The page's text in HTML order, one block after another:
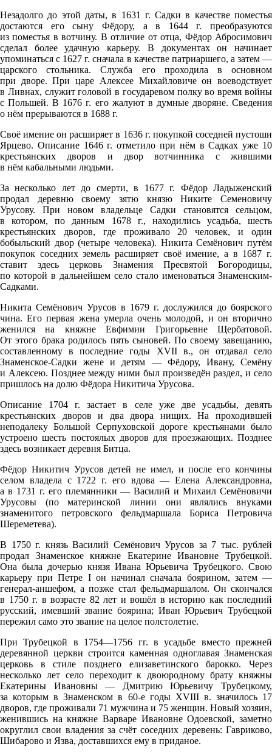
Незадолго до этой даты, в 1631 г. Садки в качестве поместья
достаются его сыну Фёдору, а в 1644 г. преобразуются
из поместья в вотчину. В отличие от отца, Фёдор Абросимович
сделал более удачную карьеру. В документах он начинает
упоминаться с 1627 г. сначала в качестве патриаршего, а затем —
царского стольника. Служба его проходила в основном
при дворе. При царе Алексее Михайловиче он воеводствует
в Ливнах, служит головой в государевом полку во время войны
с Польшей. В 1676 г. его жалуют в думные дворяне. Сведения
о нём прерываются в 1688 г.
Своё имение он расширяет в 1636 г. покупкой соседней пустоши
Ярцево. Описание 1646 г. отметило при нём в Садках уже 10
крестьянских дворов и двор вотчинника с жившими
в нём кабальными людьми.
За несколько лет до смерти, в 1677 г. Фёдор Ладыженский
продал деревню своему зятю князю Никите Семеновичу
Урусову. При новом владельце Садки становятся сельцом,
в котором, по данным 1678 г., находились усадьба, шесть
крестьянских дворов, где проживало 20 человек, и один
бобыльский двор (четыре человека). Никита Семёнович путём
покупок соседних земель расширяет своё имение, а в 1687 г.
ставит здесь церковь Знамения Пресвятой Богородицы,
по которой в дальнейшем село стало именоваться Знаменским-
Садками.
Никита Семёнович Урусов в 1679 г. дослужился до боярского
чина. Его первая жена умерла очень молодой, и он вторично
женился на княжне Евфимии Григорьевне Щербатовой.
От этого брака родилось пять сыновей. По своему завещанию,
составленному в последние годы XVII в., он отдавал село
Знаменское-Садки жене и детям — Фёдору, Ивану, Семёну
и Алексею. Позднее между ними был произведён раздел, и село
пришлось на долю Фёдора Никитича Урусова.
Описание 1704 г. застает в селе уже две усадьбы, девять
крестьянских дворов и два двора нищих. На проходившей
неподалеку Большой Серпуховской дороге крестьянами было
устроено шесть постоялых дворов для проезжающих. Позднее
здесь возникает деревня Битца.
Фёдор Никитич Урусов детей не имел, и после его кончины
селом владела с 1722 г. его вдова — Елена Александровна,
а в 1731 г. его племянники — Василий и Михаил Семёновичи
Урусовы (по материнской линии они являлись внуками
знаменитого петровского фельдмаршала Бориса Петровича
Шереметева).
В 1750 г. князь Василий Семёнович Урусов за 7 тыс. рублей
продал Знаменское княжне Екатерине Ивановне Трубецкой.
Она была дочерью князя Ивана Юрьевича Трубецкого. Свою
карьеру при Петре I он начинал сначала боярином, затем —
генерал-аншефом, а позже стал фельдмаршалом. Он скончался
в 1750 г. в возрасте 82 лет и вошёл в историю как последний
русский, имевший звание боярина; Иван Юрьевич Трубецкой
пережил само это звание на целое полстолетие.
При Трубецкой в 1754—1756 гг. в усадьбе вместо прежней
деревянной церкви строится каменная одноглавая Знаменская
церковь в стиле позднего елизаветинского барокко. Через
несколько лет село переходит к двоюродному брату княжны
Екатерины Ивановны — Дмитрию Юрьевичу Трубецкому,
за которым в Знаменском в 60-е годы XVIII в. значилось 17
дворов, где проживали 71 мужчина и 75 женщин. Новый хозяин,
женившись на княжне Варваре Ивановне Одоевской, заметно
округлил свои владения за счёт соседних деревень: Гавриково,
Шибарово и Язва, доставшихся ему в приданое.